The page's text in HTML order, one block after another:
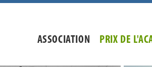
ASSOCIATION PRIX DE